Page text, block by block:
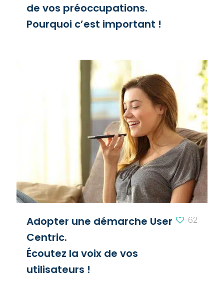
de vos préoccupations.
Pourquoi c’est important !
Adopter une démarche User
Centric.
Écoutez la voix de vos
utilisateurs !
62